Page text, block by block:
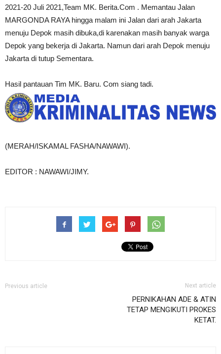
2021-20 Juli 2021,Team MK. Berita.Com . Memantau Jalan
MARGONDA ​​RAYA hingga malam ini Jalan dari arah Jakarta
menuju Depok masih dibuka,di karenakan masih banyak warga
Depok yang bekerja di Jakarta. Namun dari arah Depok menuju
Jakarta di tutup Sementara.
Hasil pantauan Tim MK. Baru. Com siang tadi.
(MERAH/ISKAMAL FASHA/NAWAWI).
EDITOR : NAWAWI/JIMY.
Previous article Next article
PERNIKAHAN ADE & ATIN
TETAP MENGIKUTI PROKES
KETAT.